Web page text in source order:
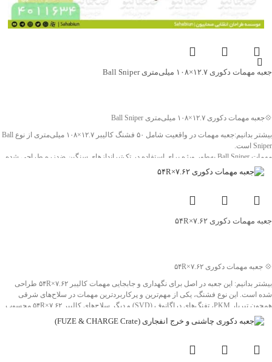
جعبه مهمات دکوری ۱۲.۷×۱۰۸ میلی‌متری Ball Sniper
💠جعبه مهمات دکوری ۱۲.۷×۱۰۸ میلی‌متری Ball Sniper
بیشتر بدانیم:جعبه مهمات در واقعیت شامل ۵۰ فشنگ کالیبر ۱۲.۷×۱۰۸ میلی‌متری از نوع Ball
Sniper است.
مهمات Ball Sniper به‌طور ویژه برای استفاده در تک‌تیراندازهای سنگین ضدزره طراحی شده
و از دقت و کیفیت ساخت بالاتری نسبت به نمونه‌های تیرباری برخوردار است. این مهمات در
های دفاع مقدس انتخابی تاثیرگذار باشد.
جعبه مهمات دکوری ۷.۶۲×۵۴R
💠 جعبه مهمات دکوری ۷.۶۲×۵۴R
بیشتر بدانیم: این جعبه در اصل برای نگهداری و جابجایی مهمات کالیبر ۷.۶۲×۵۴R طراحی
شده است. این نوع فشنگ، یکی از مهم‌ترین و پرکاربردترین مهمات در سلاح‌های شرقی
همچون تیربار PKM، تفنگ‌های دراگانوف (SVD) و دیگر سلاح‌های کالیبر ۷.۶۲×۵۴R محسوب
می‌شود.
جنس بدنه این جعبه از چوب مقاوم بوده و با تسمه‌های فلزی تقویت شده تا در برابر فشار و
ویژگی‌های برجسته این محصول، اصالت تاریخی، طراحی مستحکم و سایز بزرگ آن است که